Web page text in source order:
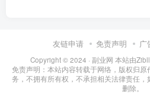
友链申请 免责声明 广
Copyright © 2024 · 副业网 本站由
免责声明：本站内容转载于网络，版权归
务，不拥有所有权，不承担相关法律责任
删除。